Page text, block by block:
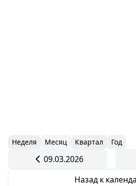
Неделя Месяц Квартал Год
09.03.2026
Назад к